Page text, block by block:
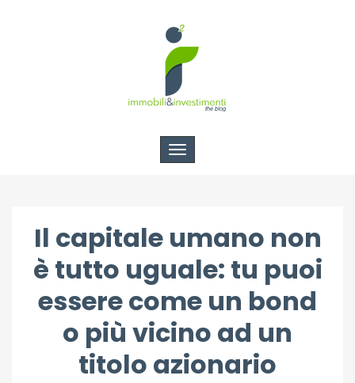
Toggle
navigation
Il capitale umano non
è tutto uguale: tu puoi
essere come un bond
o più vicino ad un
titolo azionario